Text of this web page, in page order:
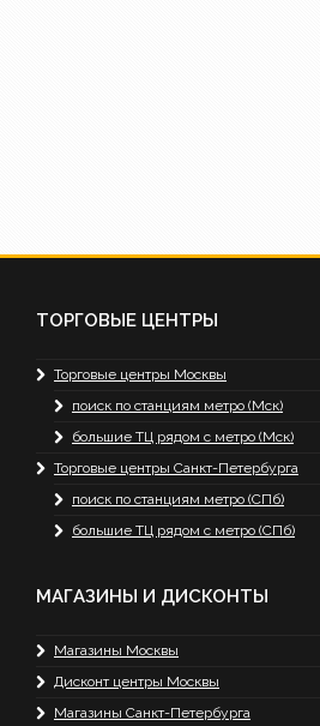
ТОРГОВЫЕ ЦЕНТРЫ
Торговые центры Москвы
поиск по станциям метро (Мск)
большие ТЦ рядом с метро (Мск)
Торговые центры Санкт-Петербурга
поиск по станциям метро (СПб)
большие ТЦ рядом с метро (СПб)
МАГАЗИНЫ И ДИСКОНТЫ
Магазины Москвы
Дисконт центры Москвы
Магазины Санкт-Петербурга